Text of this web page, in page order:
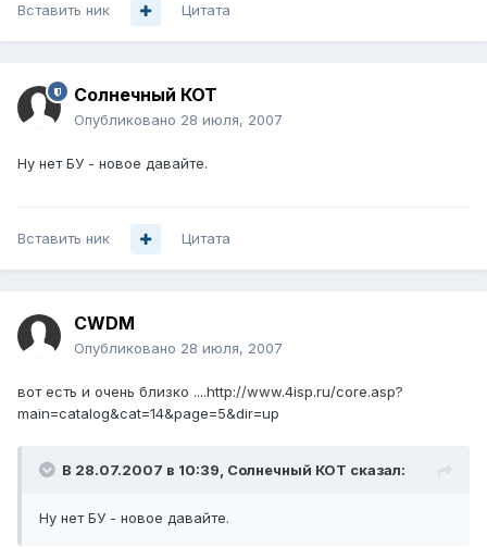
Вставить ник Цитата
Солнечный КОТ
Опубликовано 28 июля, 2007
Ну нет БУ - новое давайте.
Вставить ник Цитата
CWDM
Опубликовано 28 июля, 2007
вот есть и очень близко ....http://www.4isp.ru/core.asp?
main=catalog&cat=14&page=5&dir=up
В 28.07.2007 в 10:39, Солнечный КОТ сказал:
Ну нет БУ - новое давайте.